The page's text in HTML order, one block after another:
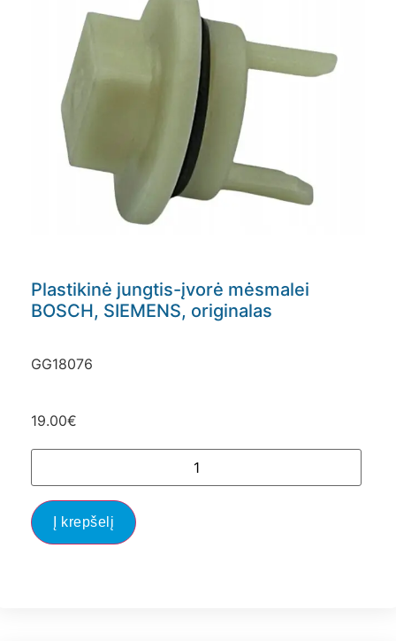
Plastikinė jungtis-įvorė mėsmalei
BOSCH, SIEMENS, originalas
GG18076
19.00€
Į krepšelį